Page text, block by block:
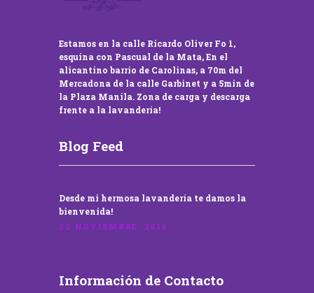
Estamos en la calle Ricardo Oliver Fo 1,
esquina con Pascual de la Mata, En el
alicantino barrio de Carolinas, a 70m del
Mercadona de la calle Garbinet y a 5min de
la Plaza Manila. Zona de carga y descarga
frente a la lavandería!
Blog Feed
Desde mi hermosa lavandería te damos la
bienvenida!
22 NOVIEMBRE, 2016
Información de Contacto